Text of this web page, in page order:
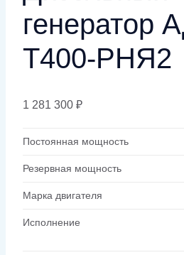
генератор
Т400-РНЯ2
1 281 300 ₽
Постоянная мощность
Резервная мощность
Марка двигателя
Исполнение